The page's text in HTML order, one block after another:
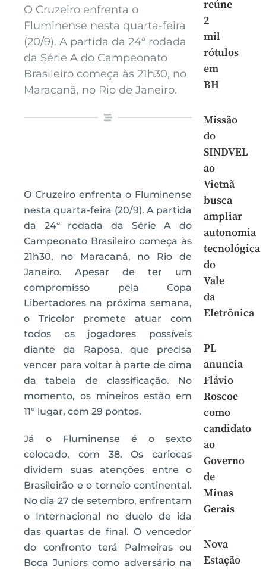
O Cruzeiro enfrenta o
Fluminense nesta quarta-feira
(20/9). A partida da 24ª rodada
da Série A do Campeonato
Brasileiro começa às 21h30, no
Maracanã, no Rio de Janeiro.
O Cruzeiro enfrenta o Fluminense
nesta quarta-feira (20/9). A partida
da 24ª rodada da Série A do
Campeonato Brasileiro começa às
21h30, no Maracanã, no Rio de
Janeiro. Apesar de ter um
compromisso pela Copa
Libertadores na próxima semana,
o Tricolor promete atuar com
todos os jogadores possíveis
diante da Raposa, que precisa
vencer para voltar à parte de cima
da tabela de classificação. No
momento, os mineiros estão em
11º lugar, com 29 pontos.
Já o Fluminense é o sexto
colocado, com 38. Os cariocas
dividem suas atenções entre o
Brasileirão e o torneio continental.
No dia 27 de setembro, enfrentam
o Internacional no duelo de ida
das quartas de final. O vencedor
do confronto terá Palmeiras ou
Boca Juniors como adversário na
reúne
2
mil
rótulos
em
BH
Missão
do
SINDVEL
ao
Vietnã
busca
ampliar
autonomia
tecnológica
do
Vale
da
Eletrônica
PL
anuncia
Flávio
Roscoe
como
candidato
ao
Governo
de
Minas
Gerais
Nova
Estação